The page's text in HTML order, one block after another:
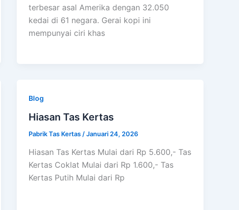
terbesar asal Amerika dengan 32.050
kedai di 61 negara. Gerai kopi ini
mempunyai ciri khas
Blog
Hiasan Tas Kertas
Pabrik Tas Kertas /Januari 24, 2026
Hiasan Tas Kertas Mulai dari Rp 5.600,- Tas
Kertas Coklat Mulai dari Rp 1.600,- Tas
Kertas Putih Mulai dari Rp